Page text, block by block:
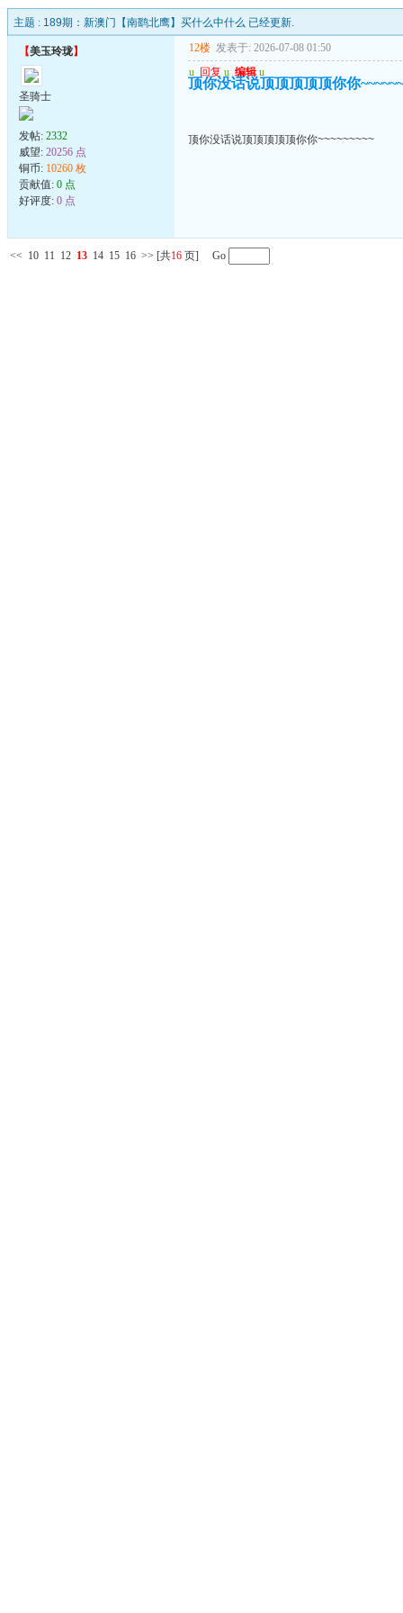
主题 : 189期：新澳门【南鹞北鹰】买什么中什么 已经更新.
【美玉玲珑】
圣骑士
发帖: 2332
威望: 20256 点
铜币: 10260 枚
贡献值: 0 点
好评度: 0 点
12楼 发表于: 2026-07-08 01:50
u 回复 u 编辑 u
顶你没话说顶顶顶顶顶你你
顶你没话说顶顶顶顶顶你你~~~~~~~~~
<< 10 11 12 13 14 15 16 >> [共16 页] Go